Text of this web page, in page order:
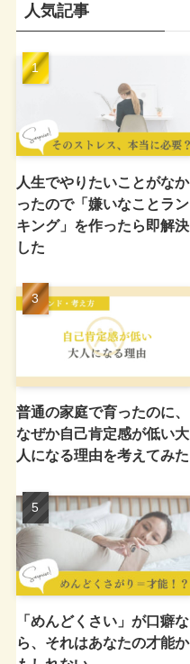
人気記事
人生でやりたいことがなか
ったので「嫌いなことラン
キング」を作ったら即解決
した
普通の家庭で育ったのに、
なぜか自己肯定感が低い大
人になる理由を考えてみた
「めんどくさい」が口癖な
ら、それはあなたの才能か